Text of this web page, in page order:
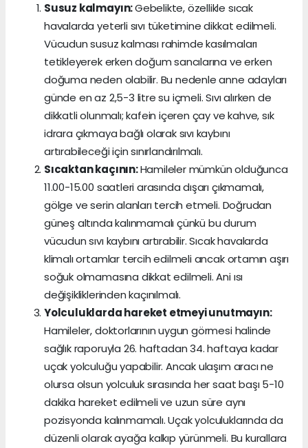
Susuz kalmayın:Gebelikte, özellikle sıcak
havalarda yeterli sıvı tüketimine dikkat edilmeli.
Vücudun susuz kalması rahimde kasılmaları
tetikleyerek erken doğum sancılarına ve erken
doğuma neden olabilir. Bu nedenle anne adayları
günde en az 2,5-3 litre su içmeli. Sıvı alırken de
dikkatli olunmalı; kafein içeren çay ve kahve, sık
idrara çıkmaya bağlı olarak sıvı kaybını
artırabileceği için sınırlandırılmalı.
Sıcaktan kaçının:Hamileler mümkün olduğunca
11.00-15.00 saatleri arasında dışarı çıkmamalı,
gölge ve serin alanları tercih etmeli. Doğrudan
güneş altında kalınmamalı çünkü bu durum
vücudun sıvı kaybını artırabilir. Sıcak havalarda
klimalı ortamlar tercih edilmeli ancak ortamın aşırı
soğuk olmamasına dikkat edilmeli. Ani ısı
değişikliklerinden kaçınılmalı.
Yolculuklarda hareket etmeyi unutmayın:
Hamileler, doktorlarının uygun görmesi halinde
sağlık raporuyla 26. haftadan 34. haftaya kadar
uçak yolculuğu yapabilir. Ancak ulaşım aracı ne
olursa olsun yolculuk sırasında her saat başı 5-10
dakika hareket edilmeli ve uzun süre aynı
pozisyonda kalınmamalı. Uçak yolculuklarında da
düzenli olarak ayağa kalkıp yürünmeli. Bu kurallara